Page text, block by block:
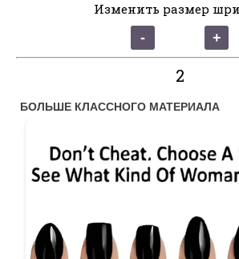
Изменить размер
2